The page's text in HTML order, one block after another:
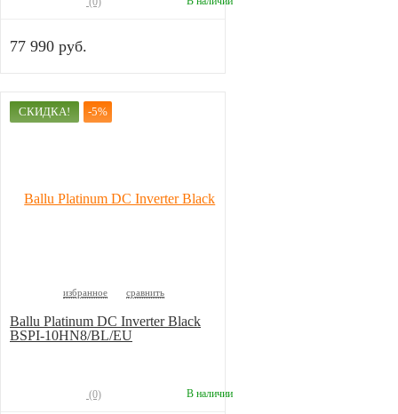
77 990 руб.
СКИДКА! -5%
избранное сравнить
Ballu Platinum DC Inverter Black
BSPI-10HN8/BL/EU
(0) В наличии